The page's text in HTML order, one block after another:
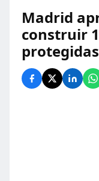
Madrid
construir